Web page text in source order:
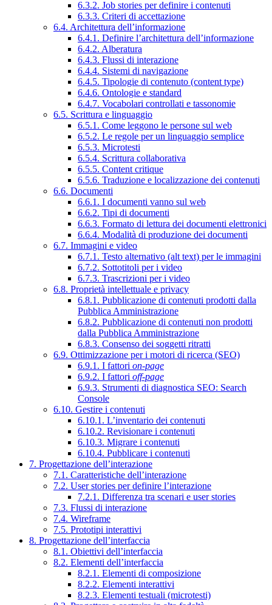
6.3.2. Job stories per definire i contenuti
6.3.3. Criteri di accettazione
6.4. Architettura dell’informazione
6.4.1. Definire l’architettura dell’informazione
6.4.2. Alberatura
6.4.3. Flussi di interazione
6.4.4. Sistemi di navigazione
6.4.5. Tipologie di contenuto (content type)
6.4.6. Ontologie e standard
6.4.7. Vocabolari controllati e tassonomie
6.5. Scrittura e linguaggio
6.5.1. Come leggono le persone sul web
6.5.2. Le regole per un linguaggio semplice
6.5.3. Microtesti
6.5.4. Scrittura collaborativa
6.5.5. Content critique
6.5.6. Traduzione e localizzazione dei contenuti
6.6. Documenti
6.6.1. I documenti vanno sul web
6.6.2. Tipi di documenti
6.6.3. Formato di lettura dei documenti elettronici
6.6.4. Modalità di produzione dei documenti
6.7. Immagini e video
6.7.1. Testo alternativo (alt text) per le immagini
6.7.2. Sottotitoli per i video
6.7.3. Trascrizioni per i video
6.8. Proprietà intellettuale e privacy
6.8.1. Pubblicazione di contenuti prodotti dalla
Pubblica Amministrazione
6.8.2. Pubblicazione di contenuti non prodotti
dalla Pubblica Amministrazione
6.8.3. Consenso dei soggetti ritratti
6.9. Ottimizzazione per i motori di ricerca (SEO)
6.9.1. I fattori on-page
6.9.2. I fattori off-page
6.9.3. Strumenti di diagnostica SEO: Search
Console
6.10. Gestire i contenuti
6.10.1. L’inventario dei contenuti
6.10.2. Revisionare i contenuti
6.10.3. Migrare i contenuti
6.10.4. Pubblicare i contenuti
7. Progettazione dell’interazione
7.1. Caratteristiche dell’interazione
7.2. User stories per definire l’interazione
7.2.1. Differenza tra scenari e user stories
7.3. Flussi di interazione
7.4. Wireframe
7.5. Prototipi interattivi
8. Progettazione dell’interfaccia
8.1. Obiettivi dell’interfaccia
8.2. Elementi dell’interfaccia
8.2.1. Elementi di composizione
8.2.2. Elementi interattivi
8.2.3. Elementi testuali (microtesti)